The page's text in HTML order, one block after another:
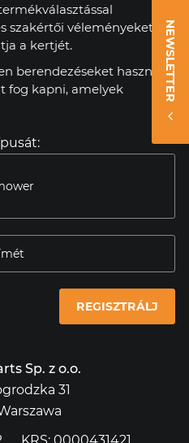
NEWSLETTER
szakértői véleményeket.
a kertjét.
berendezéseket használ,
fog kapni, amelyek
REGISZTRÁLJ
Sp. z o.o.
31